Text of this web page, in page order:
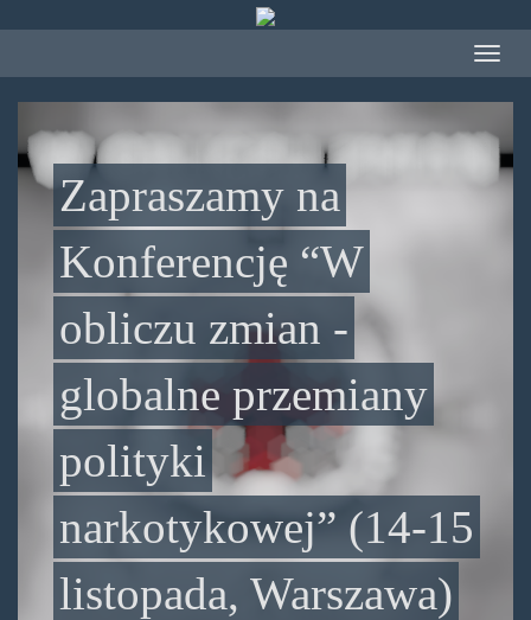
treści
Toggle
Zapraszamy na
Konferencję “W
obliczu zmian -
globalne przemiany
polityki
narkotykowej” (14-15
listopada, Warszawa)